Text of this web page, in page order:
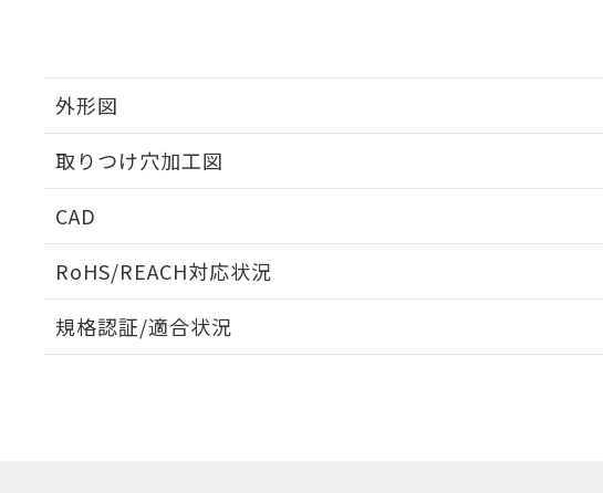
外形図
取りつけ穴加工図
CAD
RoHS/REACH対応状況
EU RoHS 注意事項・凡例
規格認証/適合状況